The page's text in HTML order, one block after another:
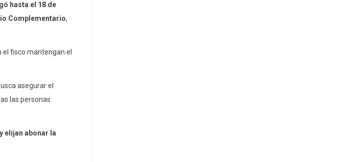
hasta el 18 de
Complementario,
el fisco mantengan el
asegurar el
las personas
elijan abonar la